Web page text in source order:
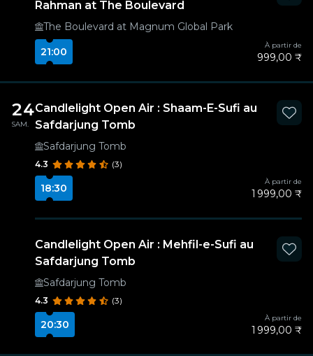
Rahman at The Boulevard
The Boulevard at Magnum Global Park
21:00
À partir de
999,00 ₹
24
SAM.
Candlelight Open Air : Shaam-E-Sufi au
Safdarjung Tomb
Safdarjung Tomb
4.3 (3)
18:30
À partir de
1 999,00 ₹
Candlelight Open Air : Mehfil-e-Sufi au
Safdarjung Tomb
Safdarjung Tomb
4.3 (3)
20:30
À partir de
1 999,00 ₹